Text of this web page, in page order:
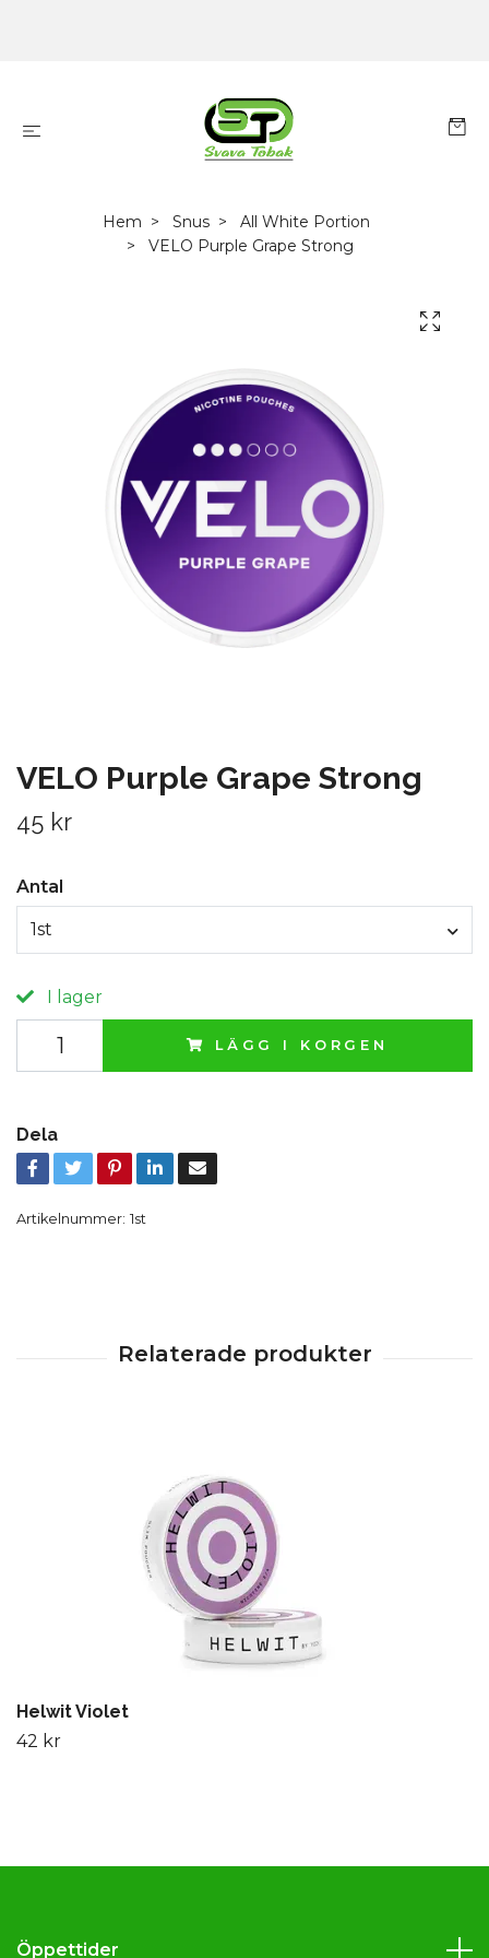
Hem Snus
All White Portion
VELO Purple Grape Strong
VELO Purple Grape Strong
45 kr
Antal
1st
I lager
LÄGG I KORGEN
Dela
Artikelnummer: 1st
Helwit Violet
42 kr
Öppettider